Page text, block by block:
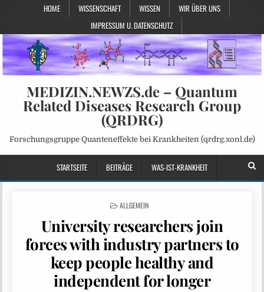
HOME WISSENSCHAFT WISSEN
WIR ÜBER UNS
IMPRESSUM U. DATENSCHUTZ
MEDIZIN.NEWZS.de – Quantum
Related Diseases Research Group
(QRDRG)
Forschungsgruppe Quanteneffekte bei Krankheiten (qrdrg.xonl.de)
STARTSEITE BEITRÄGE WAS-IST-KRANKHEIT
POSTED
ALLGEMEIN
University researchers join
forces with industry partners to
keep people healthy and
independent for longer